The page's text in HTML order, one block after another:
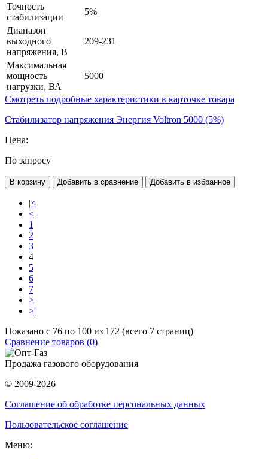
Точность
стабилизации
5%
Диапазон
выходного
напряжения, В
209-231
Максимальная
мощность
нагрузки, ВА
5000
Смотреть подробные характеристики в карточке товара
Стабилизатор напряжения Энергия Voltron 5000 (5%)
Цена:
По запросу
В корзину Добавить в сравнение Добавить в избранное
|<
<
1
2
3
4
5
6
7
>
>|
Показано с 76 по 100 из 172 (всего 7 страниц)
Сравнение товаров (0)
Продажа газового оборудования
© 2009-2026
Соглашение об обработке персональных данных
Пользовательское соглашение
Меню: